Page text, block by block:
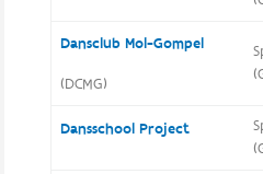
Dansclub Mol-Gompel
(DCMG)
Dansschool Project